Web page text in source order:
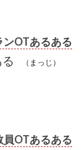
ンOTあるある
（まっじ）
員OTあるある